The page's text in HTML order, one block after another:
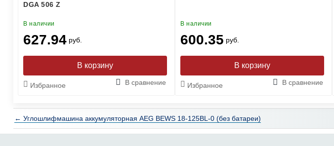
DGA 506 Z
В наличии
627.94 руб.
Избранное В сравнение
В наличии
600.35 руб.
Избранное В сравнение
← Углошлифмашина аккумуляторная AEG BEWS 18-125BL-0 (без батареи)